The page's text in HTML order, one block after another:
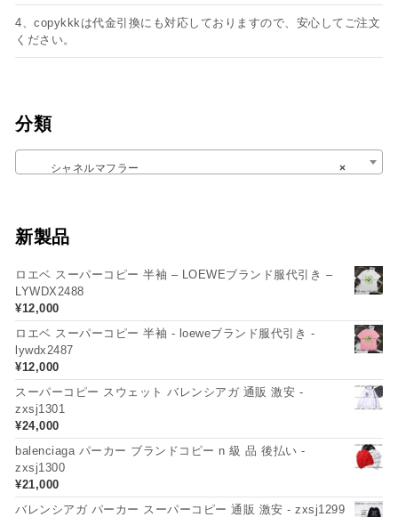
4、copykkkは代金引換にも対応しておりますので、安心してご注文
ください。
分類
×
シャネルマフラー
新製品
ロエベ スーパーコピー 半袖 – LOEWEブランド服代引き –
LYWDX2488
¥12,000
ロエベ スーパーコピー 半袖 - loeweブランド服代引き -
lywdx2487
¥12,000
スーパーコピー スウェット バレンシアガ 通販 激安 -
zxsj1301
¥24,000
balenciaga パーカー ブランドコピー n 級 品 後払い -
zxsj1300
¥21,000
バレンシアガ パーカー スーパーコピー 通販 激安 - zxsj1299